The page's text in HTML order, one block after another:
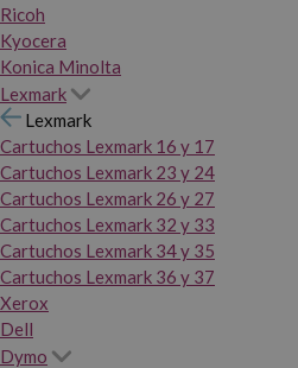
Ricoh
Kyocera
Konica Minolta
Lexmark
Lexmark
Cartuchos Lexmark 16 y 17
Cartuchos Lexmark 23 y 24
Cartuchos Lexmark 26 y 27
Cartuchos Lexmark 32 y 33
Cartuchos Lexmark 34 y 35
Cartuchos Lexmark 36 y 37
Xerox
Dell
Dymo